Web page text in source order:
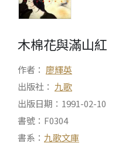
木棉花與滿山紅
作者： 廖輝英
出版社： 九歌
出版日期：1991-02-10
書號：F0304
書系： 九歌文庫